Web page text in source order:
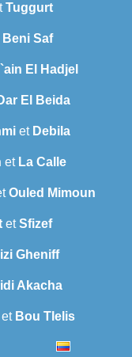
Tuggurt
Beni Saf
`ain El Hadjel
El Beida
et Debila
et La Calle
Ouled Mimoun
etSfizef
Gheniff
Akacha
et Bou Tlelis